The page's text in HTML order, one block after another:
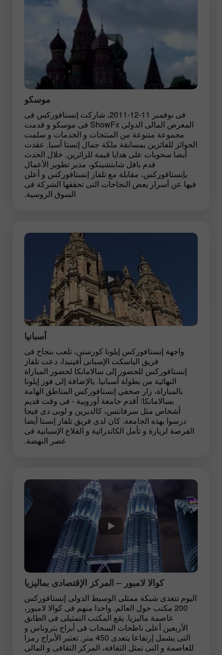
موسكو
فى نوفمبر 11-12-2011، شاركت إنستافوركس فى
المعرض المالى الدولى ShowFx فى موسكو و قدمت
مجموعة متنوعة من المنتجات و الخدمات و سلمت
الجوائز للفائزين بمسابقة ملكة جمال إنستا آسيا. عقدت
أيضا سحوبات على هدايا قيمة للزائرين. خلال الحدث
قدم بافل شابتشينكو، مدير تطوير الأعمال
بإنستافوركس، مقابلة مع تلفاز إنستافوركس و أعلن
فيها عن أسرار بعض النجاحات التى تحققها الشركة فى
السوق الروسية.
أسبانيا
واجهة إنستافوركس إيلونا كورستن، تلعب بنجاح فى
فريق الباسكت الإسبانى أفينيدا، دعت تلفاز
إنستافوركس للحضور إلى سالامانكا لحضور المباراة
النهائية من بطولة أسبانيا. بالإضافة إلى فوز إيلونا
بالمباراة، زار صحفي إنستافوركس المناطق الهامة
بسالامانكا: أقدم جامعة أوروبية - فى وقت قديم
أشخاص مثل سرفانتس، كالديرين و لوبى دى فيجا
درسوا بهذه الجامعة. كان لدى فريق تلفاز إنستا أيضا
الفرصة لزيارة و تأمل الكاتدرائية و القلاع الإسبانية فى
عصر النهضة.
كوالا لامبور – المركز الإقتصادى بماليزيا
اليوم تتعدى شبكة ممثلى الوسيط الدولى إنستافوركس
200 مكتب حول العالم. واحدا منهم فى كوالا لامبور،
عاصمة ماليزيا. يقع المكتب التمثيلى فى الطابق
الأربعين أعلى ناطحات السحاب فى أبراج بتروناس و
التى يشمل إرتفاعا يتعدى 450 متر. تعتبر الأبراج رمزا
للعاصمة و التى تمثل الثقافة، المركز الثقافى و المالى